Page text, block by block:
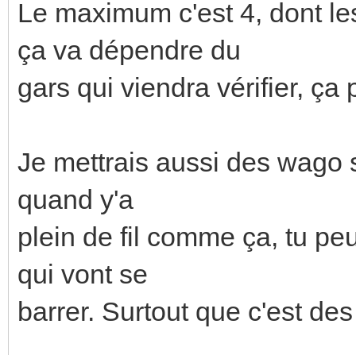
Le maximum c'est 4, dont
ça va dépendre du
gars qui viendra vérifier, ça
Je mettrais aussi des wago
quand y'a
plein de fil comme ça, tu
qui vont se
barrer. Surtout que c'est